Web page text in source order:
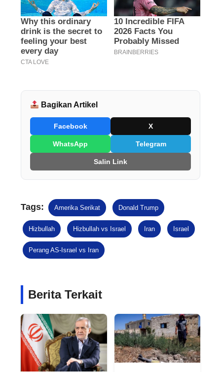
Bagikan Artikel
Facebook X
WhatsApp Telegram
Salin Link
Tags: Amerika Serikat Donald Trump
Hizbullah Hizbullah vs Israel Iran Israel
Perang AS-Israel vs Iran
Berita Terkait